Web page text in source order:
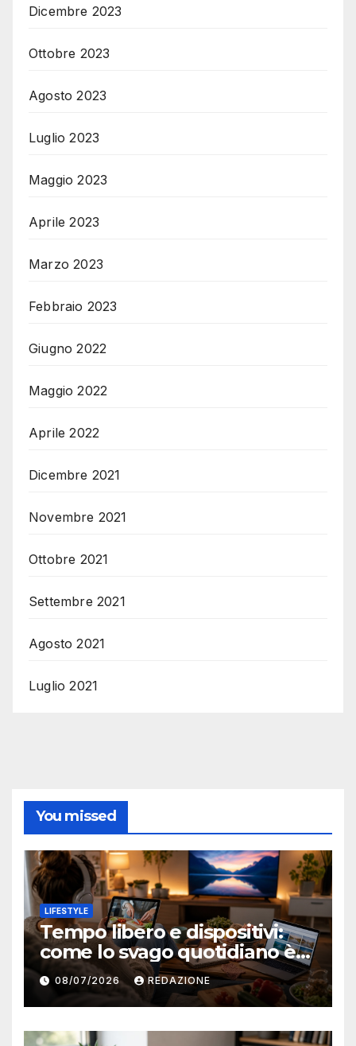
Dicembre 2023
Ottobre 2023
Agosto 2023
Luglio 2023
Maggio 2023
Aprile 2023
Marzo 2023
Febbraio 2023
Giugno 2022
Maggio 2022
Aprile 2022
Dicembre 2021
Novembre 2021
Ottobre 2021
Settembre 2021
Agosto 2021
Luglio 2021
You missed
LIFESTYLE
Tempo libero e dispositivi:
come lo svago quotidiano è
diventato sempre più online
08/07/2026 REDAZIONE